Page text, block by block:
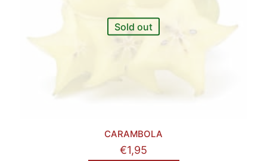
Sold out
CARAMBOLA
€1,95